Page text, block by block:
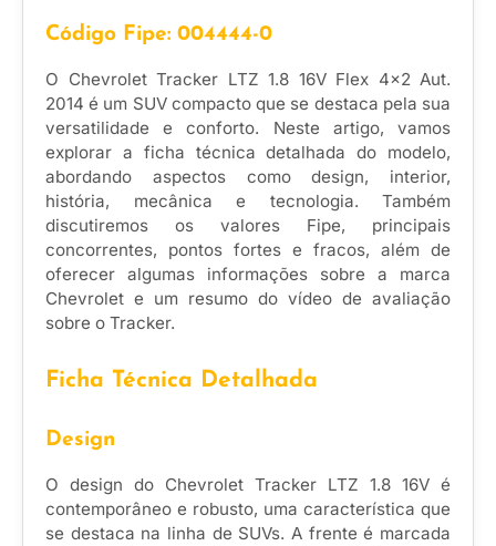
Código Fipe: 004444-0
O Chevrolet Tracker LTZ 1.8 16V Flex 4×2 Aut.
2014 é um SUV compacto que se destaca pela sua
versatilidade e conforto. Neste artigo, vamos
explorar a ficha técnica detalhada do modelo,
abordando aspectos como design, interior,
história, mecânica e tecnologia. Também
discutiremos os valores Fipe, principais
concorrentes, pontos fortes e fracos, além de
oferecer algumas informações sobre a marca
Chevrolet e um resumo do vídeo de avaliação
sobre o Tracker.
Ficha Técnica Detalhada
Design
O design do Chevrolet Tracker LTZ 1.8 16V é
contemporâneo e robusto, uma característica que
se destaca na linha de SUVs. A frente é marcada